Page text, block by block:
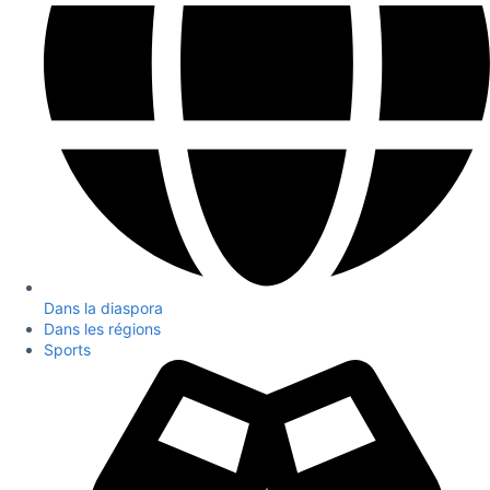
Dans la diaspora
Dans les régions
Sports